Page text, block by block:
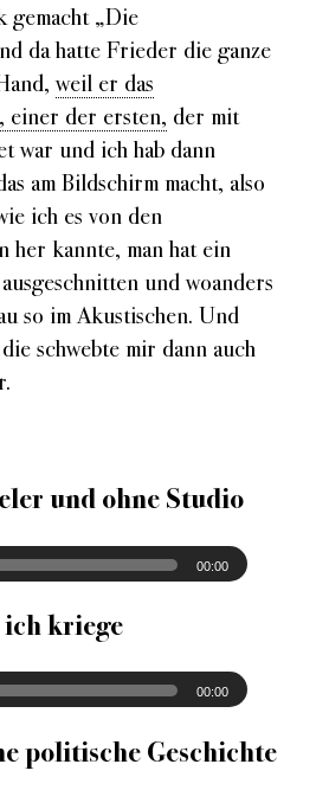
gemacht „Die
da hatte Frieder die ganze
weil er das
einer der ersten, der mit
war und ich hab dann
am Bildschirm macht, also
ich es von den
her kannte, man hat ein
und woanders
so im Akustischen. Und
schwebte mir dann auch
und ohne Studio
00:00
ich kriege
00:00
politische Geschichte